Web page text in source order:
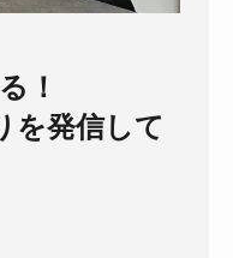
！
を発信して